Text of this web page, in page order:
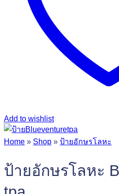
Add to wishlist
Home » Shop » ป้ายอักษรโลหะ
ป้ายอักษรโลหะ